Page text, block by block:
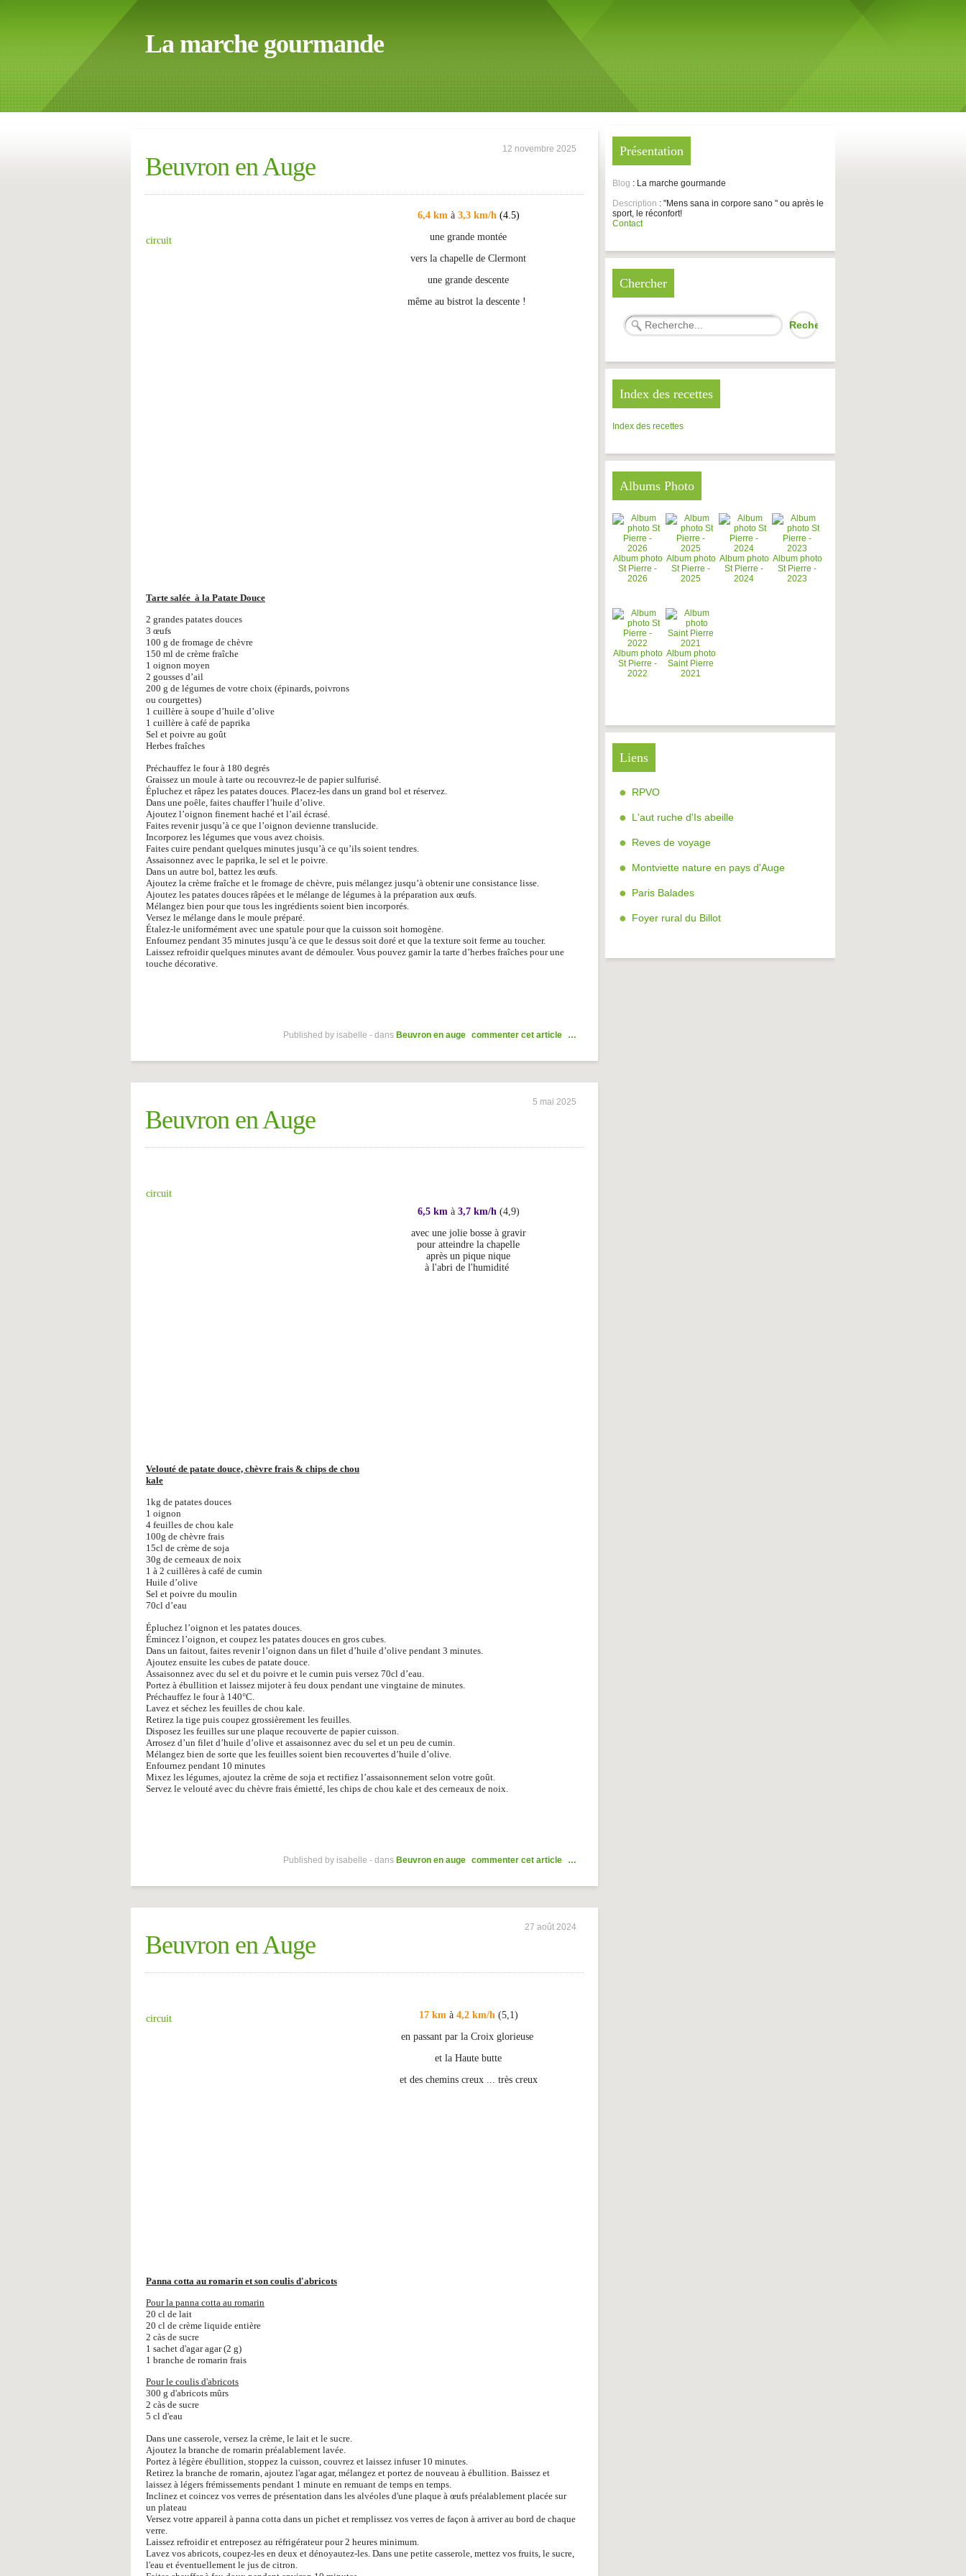
La marche gourmande
12 novembre 2025
Beuvron en Auge
circuit
6,4 kmà 3,3 km/h (4.5)
une grande montée
vers la chapelle de Clermont
une grande descente
même au bistrot la descente !
Tarte salée à la Patate Douce
2 grandes patates douces
3 œufs
100 g de fromage de chèvre
150 ml de crème fraîche
1 oignon moyen
2 gousses d’ail
200 g de légumes de votre choix (épinards, poivrons
ou courgettes)
1 cuillère à soupe d’huile d’olive
1 cuillère à café de paprika
Sel et poivre au goût
Herbes fraîches
Préchauffez le four à 180 degrés
Graissez un moule à tarte ou recouvrez-le de papier sulfurisé.
Épluchez et râpez les patates douces. Placez-les dans un grand bol et réservez.
Dans une poêle, faites chauffer l’huile d’olive.
Ajoutez l’oignon finement haché et l’ail écrasé.
Faites revenir jusqu’à ce que l’oignon devienne translucide.
Incorporez les légumes que vous avez choisis.
Faites cuire pendant quelques minutes jusqu’à ce qu’ils soient tendres.
Assaisonnez avec le paprika, le sel et le poivre.
Dans un autre bol, battez les œufs.
Ajoutez la crème fraîche et le fromage de chèvre, puis mélangez jusqu’à obtenir une consistance lisse.
Ajoutez les patates douces râpées et le mélange de légumes à la préparation aux œufs.
Mélangez bien pour que tous les ingrédients soient bien incorporés.
Versez le mélange dans le moule préparé.
Étalez-le uniformément avec une spatule pour que la cuisson soit homogène.
Enfournez pendant 35 minutes jusqu’à ce que le dessus soit doré et que la texture soit ferme au toucher.
Laissez refroidir quelques minutes avant de démouler. Vous pouvez garnir la tarte d’herbes fraîches pour une
touche décorative.
Published by isabelle - dans Beuvron en auge commenter cet article …
5 mai 2025
Beuvron en Auge
circuit
6,5 kmà 3,7 km/h(4,9)
avec une jolie bosse à gravir
pour atteindre la chapelle
après un pique nique
à l'abri de l'humidité
Velouté de patate douce, chèvre frais & chips de chou
kale
1kg de patates douces
1 oignon
4 feuilles de chou kale
100g de chèvre frais
15cl de crème de soja
30g de cerneaux de noix
1 à 2 cuillères à café de cumin
Huile d’olive
Sel et poivre du moulin
70cl d’eau
Épluchez l’oignon et les patates douces.
Émincez l’oignon, et coupez les patates douces en gros cubes.
Dans un faitout, faites revenir l’oignon dans un filet d’huile d’olive pendant 3 minutes.
Ajoutez ensuite les cubes de patate douce.
Assaisonnez avec du sel et du poivre et le cumin puis versez 70cl d’eau.
Portez à ébullition et laissez mijoter à feu doux pendant une vingtaine de minutes.
Préchauffez le four à 140°C.
Lavez et séchez les feuilles de chou kale.
Retirez la tige puis coupez grossièrement les feuilles.
Disposez les feuilles sur une plaque recouverte de papier cuisson.
Arrosez d’un filet d’huile d’olive et assaisonnez avec du sel et un peu de cumin.
Mélangez bien de sorte que les feuilles soient bien recouvertes d’huile d’olive.
Enfournez pendant 10 minutes
Mixez les légumes, ajoutez la crème de soja et rectifiez l’assaisonnement selon votre goût.
Servez le velouté avec du chèvre frais émietté, les chips de chou kale et des cerneaux de noix.
Published by isabelle - dans Beuvron en auge commenter cet article …
27 août 2024
Beuvron en Auge
circuit 17 kmà 4,2 km/h(5,1)
en passant par la Croix glorieuse
et la Haute butte
et des chemins creux ... très creux
Panna cotta au romarin et son coulis d'abricots
Pour la panna cotta au romarin
20 cl de lait
20 cl de crème liquide entière
2 càs de sucre
1 sachet d'agar agar (2 g)
1 branche de romarin frais
Pour le coulis d'abricots
300 g d'abricots mûrs
2 càs de sucre
5 cl d'eau
Dans une casserole, versez la crème, le lait et le sucre.
Ajoutez la branche de romarin préalablement lavée.
Portez à légère ébullition, stoppez la cuisson, couvrez et laissez infuser 10 minutes.
Retirez la branche de romarin, ajoutez l'agar agar, mélangez et portez de nouveau à ébullition. Baissez et
laissez à légers frémissements pendant 1 minute en remuant de temps en temps.
Inclinez et coincez vos verres de présentation dans les alvéoles d'une plaque à œufs préalablement placée sur
un plateau
Versez votre appareil à panna cotta dans un pichet et remplissez vos verres de façon à arriver au bord de chaque
verre.
Laissez refroidir et entreposez au réfrigérateur pour 2 heures minimum.
Lavez vos abricots, coupez-les en deux et dénoyautez-les. Dans une petite casserole, mettez vos fruits, le sucre,
l'eau et éventuellement le jus de citron.
Présentation
Blog : La marche gourmande
Description : "Mens sana in corpore sano " ou après le
sport, le réconfort!
Contact
Chercher
Index des recettes
Index des recettes
Albums Photo
Album photo
St Pierre -
2026
Album photo
St Pierre -
2025
Album photo
St Pierre -
2024
Album photo
St Pierre -
2023
Album photo
St Pierre -
2022
Album photo
Saint Pierre
2021
Liens
RPVO
L'aut ruche d'Is abeille
Reves de voyage
Montviette nature en pays d'Auge
Paris Balades
Foyer rural du Billot